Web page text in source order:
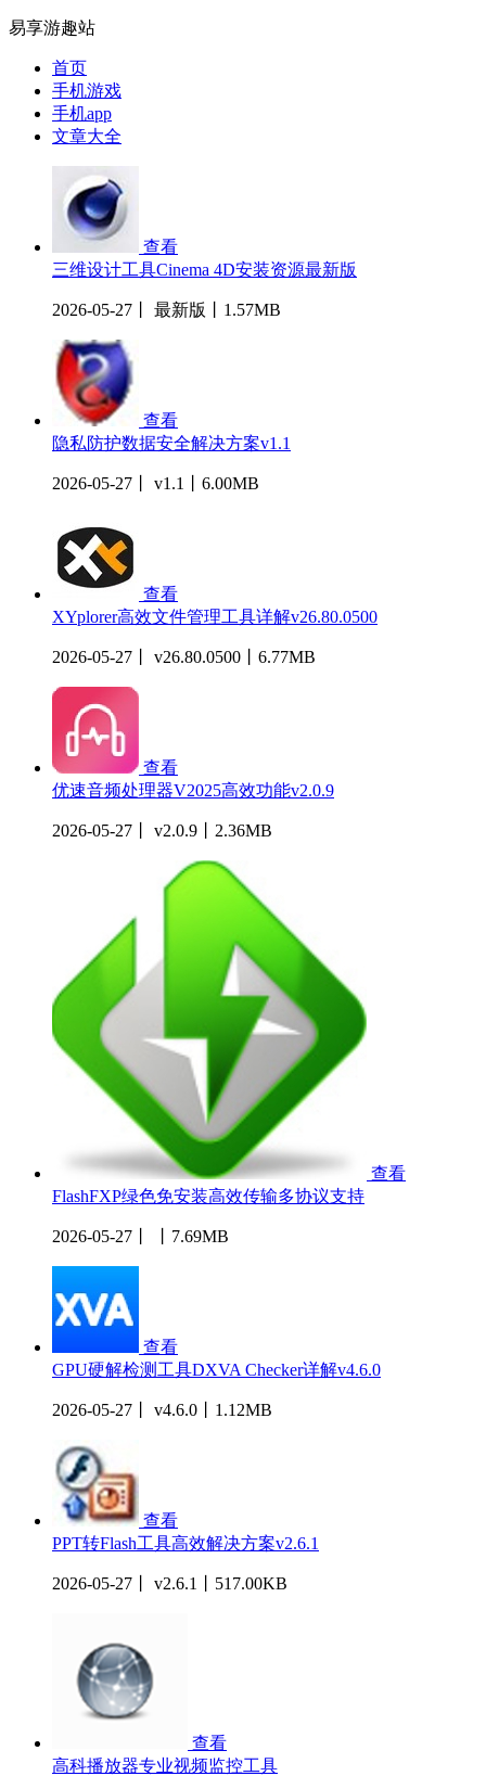
易享游趣站
首页
手机游戏
手机app
文章大全
查看
三维设计工具Cinema 4D安装资源最新版
2026-05-27丨 最新版丨1.57MB
查看
隐私防护数据安全解决方案v1.1
2026-05-27丨 v1.1丨6.00MB
查看
XYplorer高效文件管理工具详解v26.80.0500
2026-05-27丨 v26.80.0500丨6.77MB
查看
优速音频处理器V2025高效功能v2.0.9
2026-05-27丨 v2.0.9丨2.36MB
查看
FlashFXP绿色免安装高效传输多协议支持
2026-05-27丨 丨7.69MB
查看
GPU硬解检测工具DXVA Checker详解v4.6.0
2026-05-27丨 v4.6.0丨1.12MB
查看
PPT转Flash工具高效解决方案v2.6.1
2026-05-27丨 v2.6.1丨517.00KB
查看
高科播放器专业视频监控工具